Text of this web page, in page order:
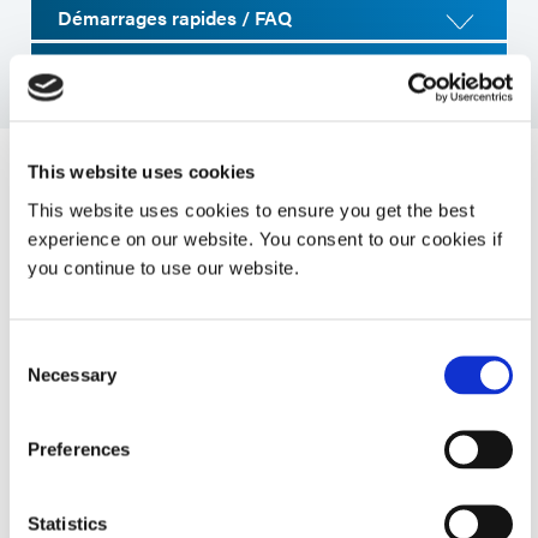
This website uses cookies
This website uses cookies to ensure you get the best
experience on our website. You consent to our cookies if
you continue to use our website.
Selection
Necessary
Preferences
Statistics
Démarrages rapides / FAQ
Spécifications du système
Vanne à pincement avec
trajet de fluide jetable
Activation Contrôleur DVC-345